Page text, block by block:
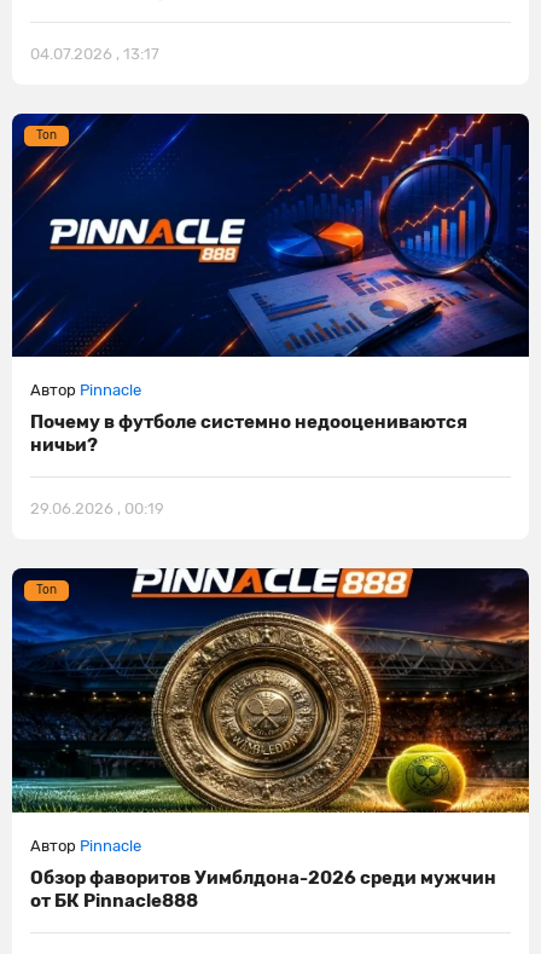
04.07.2026 , 13:17
Ton
Автор Pinnacle
Почему в футболе системно недооцениваются
ничьи?
29.06.2026 , 00:19
Ton
Автор Pinnacle
Обзор фаворитов Уимблдона-2026 среди мужчин
от БК Pinnacle888